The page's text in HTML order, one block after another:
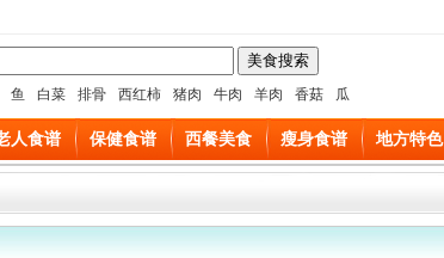
鱼 白菜 排骨 西红柿 猪肉 牛肉 羊肉 香菇 瓜
人食谱 保健食谱 西餐美食 瘦身食谱 地方特色